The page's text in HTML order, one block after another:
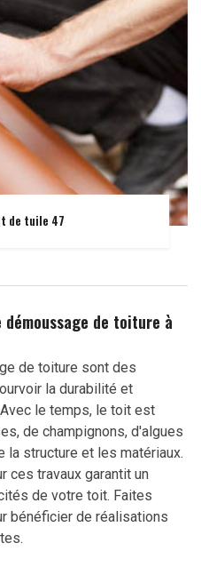
de tuile 47
de toiture à
de toiture sont des
la durabilité et
le temps, le toit est
de champignons, d'algues
la structure et les matériaux.
ces travaux garantit un
de votre toit. Faites
bénéficier de réalisations